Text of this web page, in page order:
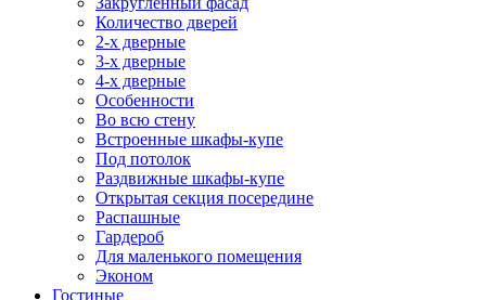
Количество дверей
2-х дверные
3-х дверные
4-х дверные
Особенности
Во всю стену
Встроенные шкафы-купе
Под потолок
Раздвижные шкафы-купе
Открытая секция посередине
Распашные
Гардероб
Для маленького помещения
Эконом
Гостиные